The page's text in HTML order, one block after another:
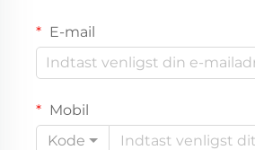
E-mail
Mobil
Kode